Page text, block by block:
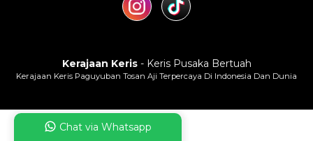
Kerajaan Keris- Keris Pusaka Bertuah
Kerajaan Keris Paguyuban Tosan Aji Terpercaya Di Indonesia Dan Dunia
Chat via Whatsapp